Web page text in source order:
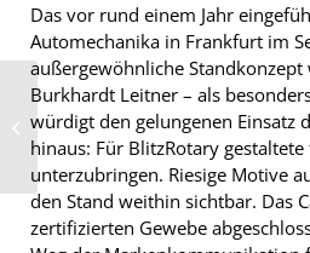
Das vor rund einem Jahr
Automechanika in Frankfurt im
außergewöhnliche
Burkhardt Leitner – als
würdigt den gelungenen Einsatz
hinaus: Für BlitzRotary
unterzubringen. Riesige Motive
den Stand weithin sichtbar. Das
zertifizierten Gewebe
Michelin legt Konflikt in Thailand bei